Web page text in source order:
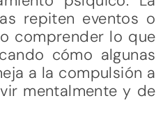
repiten eventos o
comprender lo que
cómo algunas
a la compulsión a
mentalmente y de